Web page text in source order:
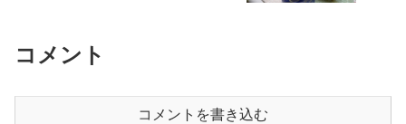
コメント
コメントを書き込む